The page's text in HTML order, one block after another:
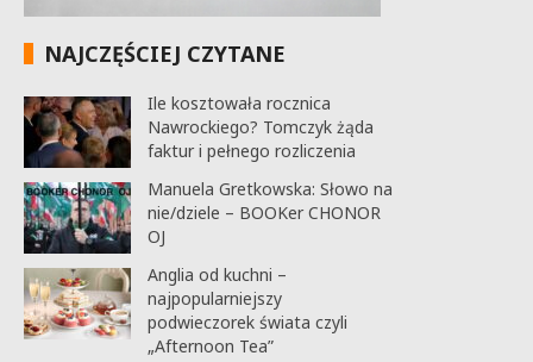
NAJCZĘŚCIEJ CZYTANE
Ile kosztowała rocznica
Nawrockiego? Tomczyk żąda
faktur i pełnego rozliczenia
Manuela Gretkowska: Słowo na
nie/dziele – BOOKer CHONOR
OJ
Anglia od kuchni –
najpopularniejszy
podwieczorek świata czyli
„Afternoon Tea”